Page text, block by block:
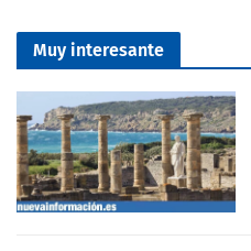
Muy interesante